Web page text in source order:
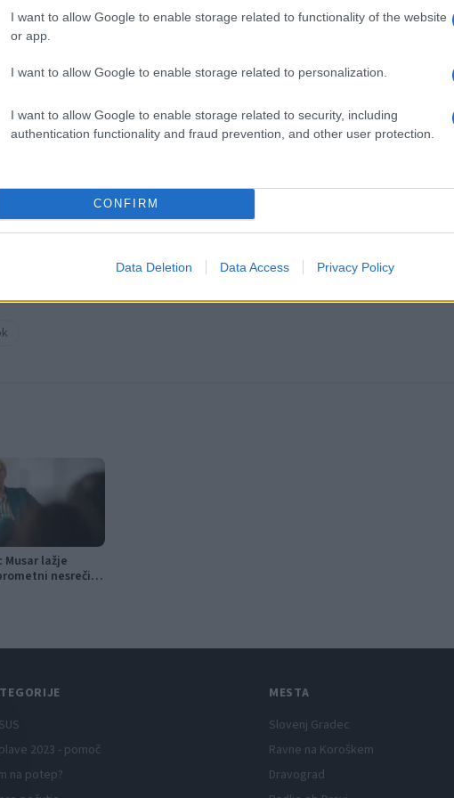
I want to allow Google to enable storage related to functionality of the website
or app.
I want to allow Google to enable storage related to personalization.
I want to allow Google to enable storage related to security, including
authentication functionality and fraud prevention, and other user protection.
CONFIRM
Data Deletion Data Access Privacy Policy
posameznik kazensko odgovoren za javno spodbujanje sovraštva, nasilja ali
vsebinami bodo odstranjeni.
Musar lažje
nesreči v
2023 - pomoč
na potep?
MESTA
Slovenj Gradec
Ravne na Koroškem
Dravograd